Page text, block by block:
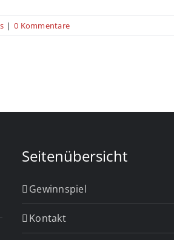
| 0 Kommentare
Seitenübersicht
Gewinnspiel
Kontakt